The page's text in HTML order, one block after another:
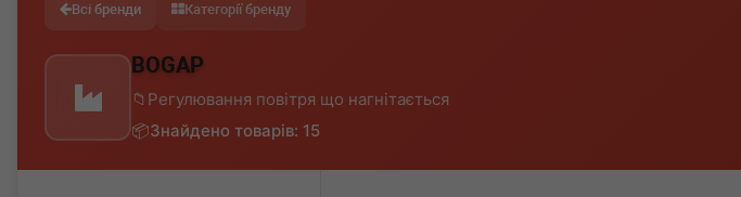
Всі бренди Категорії бренду
BOGAP
Регулювання повітря що нагнітається
Знайдено товарів: 15